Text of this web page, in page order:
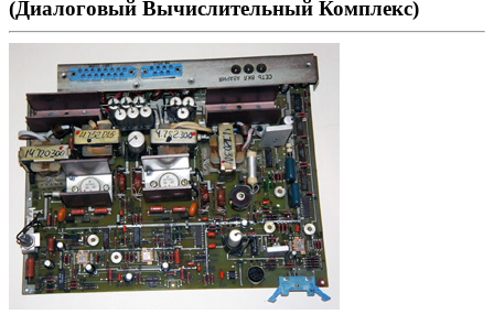
(Диалоговый Вычислительный Комплекс)